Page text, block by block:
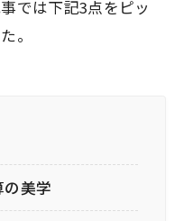
では下記3点をピッ
。
美学